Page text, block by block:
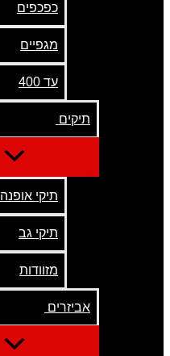
כפכפים
מגפיים
עד 400
תיקים
תיקי אופנה
תיקי גב
מזוודות
אביזרים